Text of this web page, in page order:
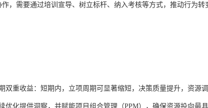
，需要通过培训宣导、树立标杆、纳入考核等方式，推动行为转
双重收益：短期内，立项周期可显著缩短，决策质量提升，资源
化提供洞察，并赋能项目组合管理（PPM），确保资源投向最